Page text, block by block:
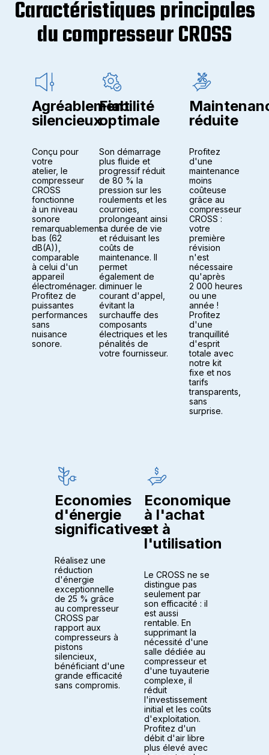
Caractéristiques principales
du compresseur CROSS
Agréablement
silencieux
Conçu pour
votre
atelier, le
compresseur
CROSS
fonctionne
à un niveau
sonore
remarquablement
bas (62
dB(A)),
comparable
à celui d'un
appareil
électroménager.
Profitez de
puissantes
performances
sans
nuisance
sonore.
Fiabilité
optimale
Son démarrage
plus fluide et
progressif réduit
de 80 % la
pression sur les
roulements et les
courroies,
prolongeant ainsi
sa durée de vie
et réduisant les
coûts de
maintenance. Il
permet
également de
diminuer le
courant d'appel,
évitant la
surchauffe des
composants
électriques et les
pénalités de
votre fournisseur.
réduite
Profitez
d'une
maintenance
moins
coûteuse
grâce au
compresseur
CROSS :
votre
première
révision
n'est
nécessaire
qu'après
2 000 heures
ou une
année !
Profitez
d'une
tranquillité
d'esprit
totale avec
notre kit
fixe et nos
tarifs
transparents,
sans
surprise.
Economies
d'énergie
significatives
Réalisez une
réduction
d'énergie
exceptionnelle
de 25 % grâce
au compresseur
CROSS par
rapport aux
compresseurs à
pistons
silencieux,
bénéficiant d'une
grande efficacité
sans compromis.
Economique
à l'achat
et à
l'utilisation
Le CROSS ne se
distingue pas
seulement par
son efficacité : il
est aussi
rentable. En
supprimant la
nécessité d'une
salle dédiée au
compresseur et
d'une tuyauterie
complexe, il
réduit
l'investissement
initial et les coûts
d'exploitation.
Profitez d'un
débit d'air libre
plus élevé avec